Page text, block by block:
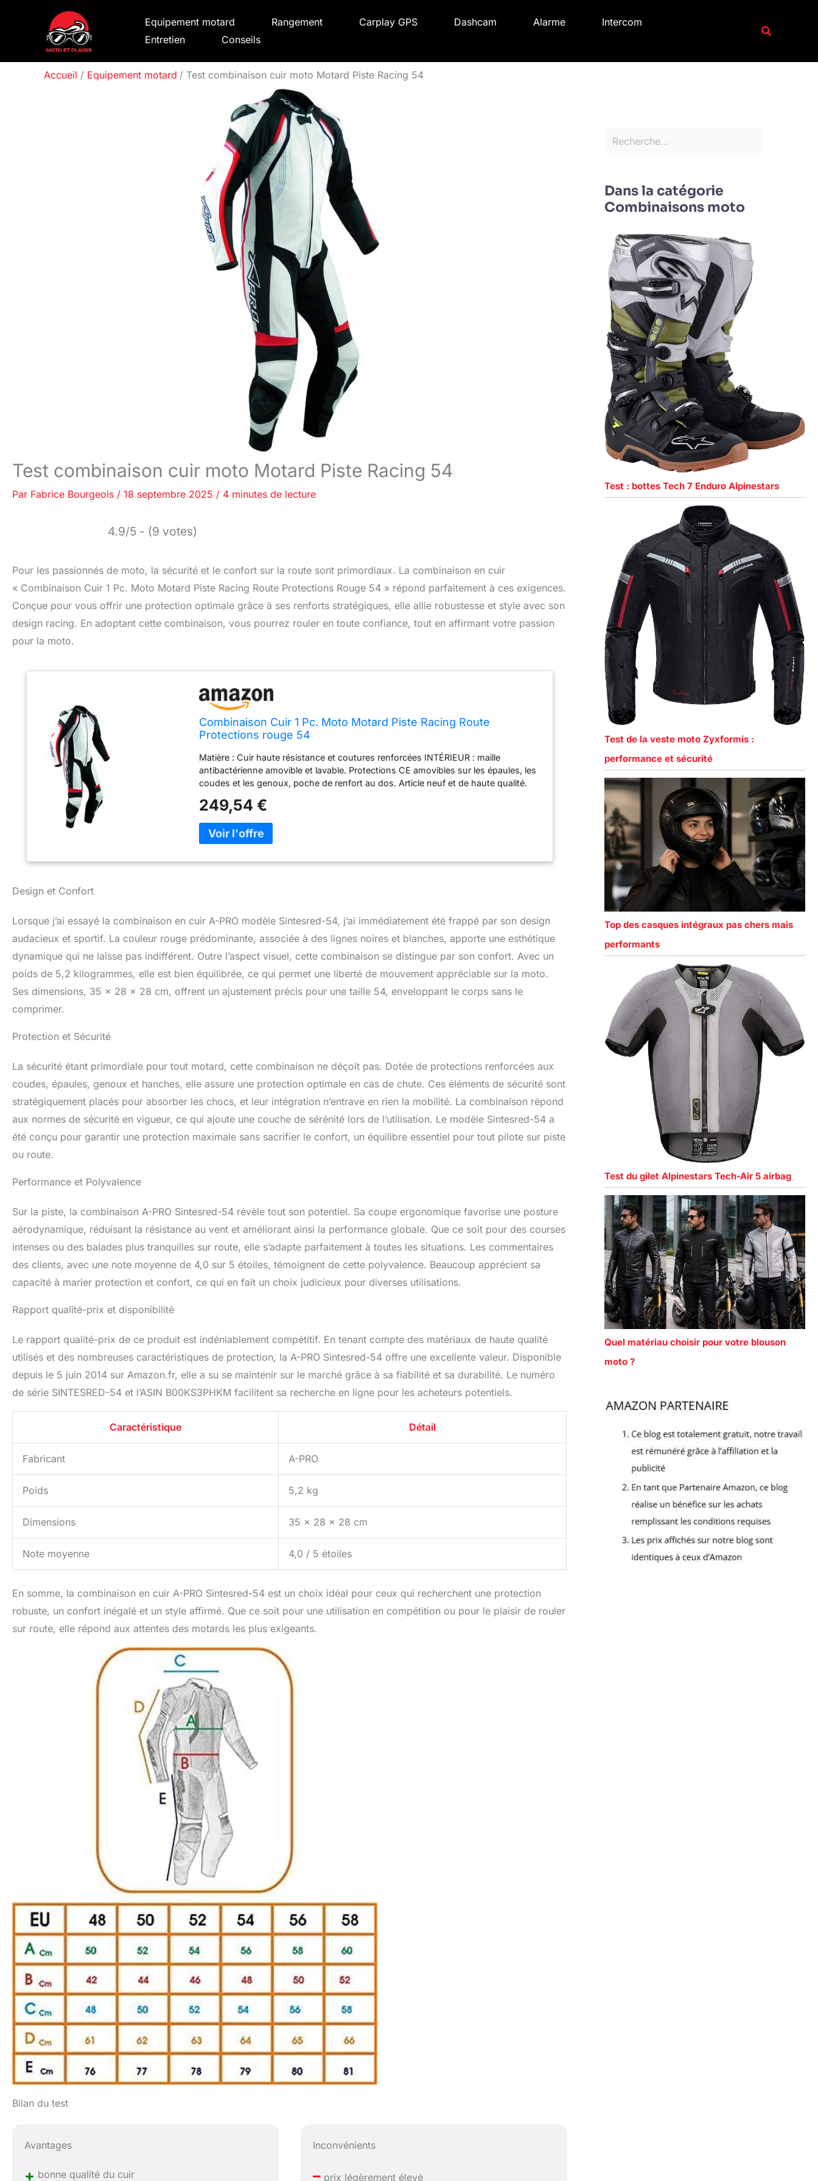
Equipement motard Rangement Carplay GPS Dashcam Alarme
Intercom
Entretien
Conseils
Accueil Equipement motard Test combinaison cuir moto Motard Piste Racing 54
Test combinaison cuir moto Motard Piste Racing 54
Par Fabrice Bourgeois / 18 septembre 2025 / 4 minutes de lecture
4.9/5 - (9 votes)
Pour les passionnés de moto, la sécurité et le confort sur la route sont primordiaux. La combinaison en cuir
« Combinaison Cuir 1 Pc. Moto Motard Piste Racing Route Protections Rouge 54 » répond parfaitement à ces exigences.
Conçue pour vous offrir une protection optimale grâce à ses renforts stratégiques, elle allie robustesse et style avec son
design racing. En adoptant cette combinaison, vous pourrez rouler en toute confiance, tout en affirmant votre passion
pour la moto.
Combinaison Cuir 1 Pc. Moto Motard Piste Racing Route
Protections rouge 54
Matière : Cuir haute résistance et coutures renforcées INTÉRIEUR : maille
antibactérienne amovible et lavable. Protections CE amovibles sur les épaules, les
coudes et les genoux, poche de renfort au dos. Article neuf et de haute qualité.
249,54 €
Design et Confort
Lorsque j’ai essayé la combinaison en cuir A-PRO modèle Sintesred-54, j’ai immédiatement été frappé par son design
audacieux et sportif. La couleur rouge prédominante, associée à des lignes noires et blanches, apporte une esthétique
dynamique qui ne laisse pas indifférent. Outre l’aspect visuel, cette combinaison se distingue par son confort. Avec un
poids de 5,2 kilogrammes, elle est bien équilibrée, ce qui permet une liberté de mouvement appréciable sur la moto.
Ses dimensions, 35 x 28 x 28 cm, offrent un ajustement précis pour une taille 54, enveloppant le corps sans le
comprimer.
Protection et Sécurité
La sécurité étant primordiale pour tout motard, cette combinaison ne déçoit pas. Dotée de protections renforcées aux
coudes, épaules, genoux et hanches, elle assure une protection optimale en cas de chute. Ces éléments de sécurité sont
stratégiquement placés pour absorber les chocs, et leur intégration n’entrave en rien la mobilité. La combinaison répond
aux normes de sécurité en vigueur, ce qui ajoute une couche de sérénité lors de l’utilisation. Le modèle Sintesred-54 a
été conçu pour garantir une protection maximale sans sacrifier le confort, un équilibre essentiel pour tout pilote sur piste
ou route.
Performance et Polyvalence
Sur la piste, la combinaison A-PRO Sintesred-54 révèle tout son potentiel. Sa coupe ergonomique favorise une posture
aérodynamique, réduisant la résistance au vent et améliorant ainsi la performance globale. Que ce soit pour des courses
intenses ou des balades plus tranquilles sur route, elle s’adapte parfaitement à toutes les situations. Les commentaires
des clients, avec une note moyenne de 4,0 sur 5 étoiles, témoignent de cette polyvalence. Beaucoup apprécient sa
capacité à marier protection et confort, ce qui en fait un choix judicieux pour diverses utilisations.
Rapport qualité-prix et disponibilité
Le rapport qualité-prix de ce produit est indéniablement compétitif. En tenant compte des matériaux de haute qualité
utilisés et des nombreuses caractéristiques de protection, la A-PRO Sintesred-54 offre une excellente valeur. Disponible
depuis le 5 juin 2014 sur Amazon.fr, elle a su se maintenir sur le marché grâce à sa fiabilité et sa durabilité. Le numéro
de série SINTESRED-54 et l’ASIN B00KS3PHKM facilitent sa recherche en ligne pour les acheteurs potentiels.
Caractéristique Détail
Fabricant A-PRO
Poids 5,2 kg
Dimensions 35 x 28 x 28 cm
Note moyenne 4,0 / 5 étoiles
En somme, la combinaison en cuir A-PRO Sintesred-54 est un choix idéal pour ceux qui recherchent une protection
robuste, un confort inégalé et un style affirmé. Que ce soit pour une utilisation en compétition ou pour le plaisir de rouler
sur route, elle répond aux attentes des motards les plus exigeants.
Bilan du test
Avantages
+ bonne qualité du cuir
Inconvénients
– prix légèrement élevé
e
rDans la catégorie
Combinaisons moto
Test : bottes Tech 7 Enduro Alpinestars
Test de la veste moto Zyxformis :
performance et sécurité
Top des casques intégraux pas chers mais
performants
Test du gilet Alpinestars Tech-Air 5 airbag
Quel matériau choisir pour votre blouson
moto ?